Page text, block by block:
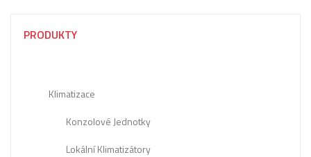
PRODUKTY
Klimatizace
Konzolové Jednotky
Lokální Klimatizátory